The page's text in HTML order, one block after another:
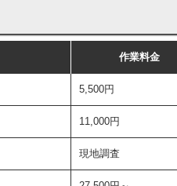
作業料金
5,500円
11,000円
現地調査